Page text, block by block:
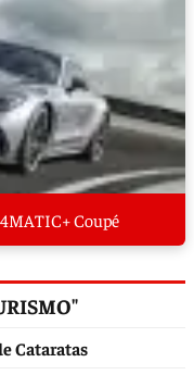
Coupé
Cataratas